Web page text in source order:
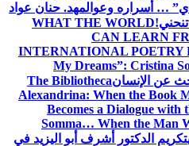
… أسراره وعوالمهد. حنان عواد
WHAT THE WORLD
CAN LEARN
INTERNATIONAL POETRY
My Dreams”: Cristina
عن الإنسانThe Bibliotheca
Alexandrina: When the Book
Becomes a Dialogue with
Somma… When the Man
تكريم الدكتور أشرف أبو اليزيد في